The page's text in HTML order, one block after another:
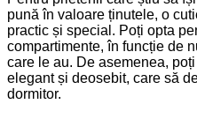
pună în valoare ținutele, o
practic și special. Poți opta
compartimente, în funcție de
care le au. De asemenea,
elegant și deosebit, care să
dormitor.